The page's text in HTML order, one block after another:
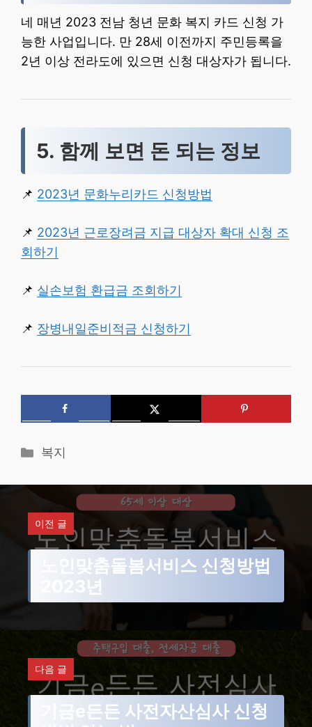
네 매년 2023 전남 청년 문화 복지 카드 신청 가
능한 사업입니다. 만 28세 이전까지 주민등록을
2년 이상 전라도에 있으면 신청 대상자가 됩니다.
5. 함께 보면 돈 되는 정보
📌 2023년 문화누리카드 신청방법
📌 2023년 근로장려금 지급 대상자 확대 신청 조
회하기
📌 실손보험 환급금 조회하기
📌 장병내일준비적금 신청하기
카
고
복지
이전 글
노인맞춤돌봄서비스 신청방법
2023년
다음 글
기금e든든 사전자산심사 신청